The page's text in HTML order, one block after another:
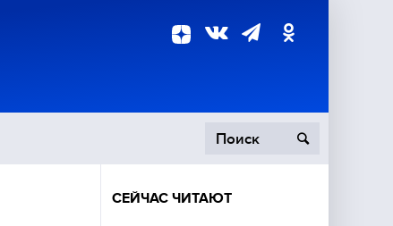
СЕЙЧАС ЧИТАЮТ